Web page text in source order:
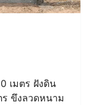
เมตร ฝังดิน
ร ขึงลวดหนาม